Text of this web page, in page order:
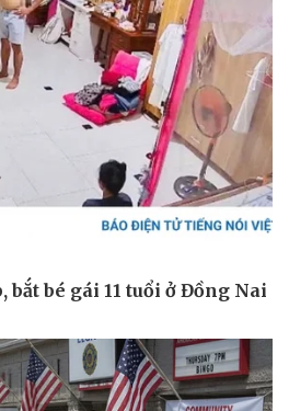
Quân sự - Quốc phòng
Vũ khí
Việt Nam